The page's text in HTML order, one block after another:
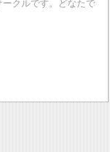
クルです。どなたで